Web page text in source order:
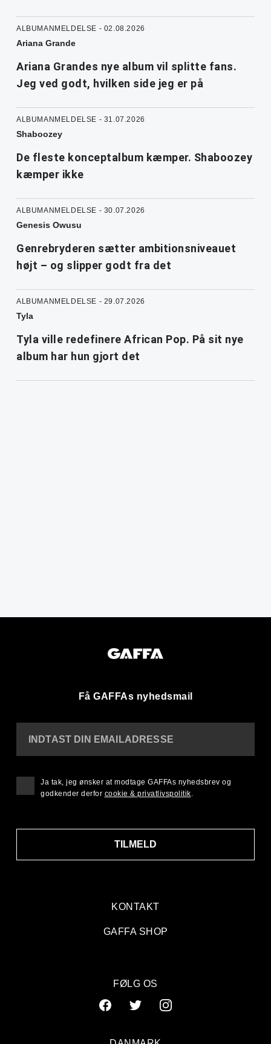
ALBUMANMELDELSE - 02.08.2026
Ariana Grande
Ariana Grandes nye album vil splitte fans.
Jeg ved godt, hvilken side jeg er på
ALBUMANMELDELSE - 31.07.2026
Shaboozey
De fleste konceptalbum kæmper. Shaboozey
kæmper ikke
ALBUMANMELDELSE - 30.07.2026
Genesis Owusu
Genrebryderen sætter ambitionsniveauet
højt – og slipper godt fra det
ALBUMANMELDELSE - 29.07.2026
Tyla
Tyla ville redefinere African Pop. På sit nye
album har hun gjort det
Få GAFFAs nyhedsmail
KONTAKT
GAFFA SHOP
INDTAST DIN EMAILADRESSE
TILMELD
Ja tak, jeg ønsker at modtage GAFFAs nyhedsbrev og
godkender derfor cookie & privatlivspolitik.
FØLG OS